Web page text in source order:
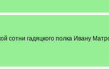
сотни гадяцкого полка Ивану